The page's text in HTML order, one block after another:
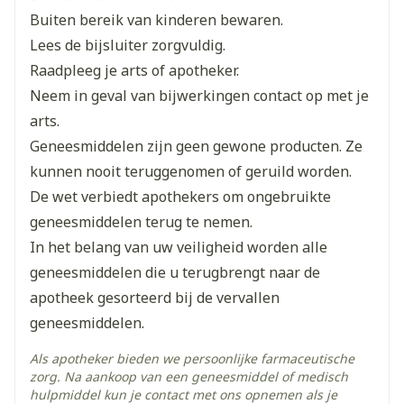
aanvallen bij u heeft.  Als u vaker dan gewoonlijk
een bèta-agonist inhalator moet gebruiken, moet
u zo snel mogelijk uw arts raadplegen.  Het is
belangrijk dat u alle geneesmiddelen tegen astma
die uw arts heeft voorgeschreven, gebruikt zoals
aangewezen. Steroïden (ongeacht of ze
geïnhaleerd worden of ingenomen worden via de
mond) die u eventueel reeds gebruikt, mogen niet
vervangen worden door Montelukast Teva. 
Patiënten met aspirinegevoelige astma die
Montelukast Teva innemen, moeten de inname
van aspirine of andere niet-steroïdale anti-
inflammatoire middelen blijven vermijden.  Als u
geneesmiddelen tegen astma gebruikt, waaronder
montelukast, kunt u de volgende symptomen
Lengte 150 mm
Diepte 50 mm
Hoeveelheid
Verpakking
98
Actieve
Ingrediënten
montelukast natrium
Behoud
Kamertemperatuur (15°C -
25°C)
Buiten bereik van kinderen bewaren.
Lees de bijsluiter zorgvuldig.
Raadpleeg je arts of apotheker.
Neem in geval van bijwerkingen contact op met je
arts.
Geneesmiddelen zijn geen gewone producten. Ze
kunnen nooit teruggenomen of geruild worden.
De wet verbiedt apothekers om ongebruikte
geneesmiddelen terug te nemen.
In het belang van uw veiligheid worden alle
geneesmiddelen die u terugbrengt naar de
apotheek gesorteerd bij de vervallen
geneesmiddelen.
Als apotheker bieden we persoonlijke farmaceutische
zorg. Na aankoop van een geneesmiddel of medisch
hulpmiddel kun je contact met ons opnemen als je